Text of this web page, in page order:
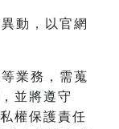
動 ， 以官網
業務，需蒐
並將遵守
權保護責任